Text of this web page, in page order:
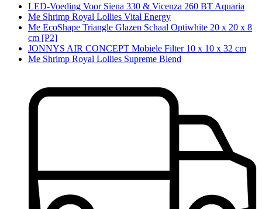
LED-Voeding Voor Siena 330 & Vicenza 260 BT Aquaria
Me Shrimp Royal Lollies Vital Energy
Me EcoShape Triangle Glazen Schaal Optiwhite 20 x 20 x 8
cm [P2]
JONNYS AIR CONCEPT Mobiele Filter 10 x 10 x 32 cm
Me Shrimp Royal Lollies Supreme Blend